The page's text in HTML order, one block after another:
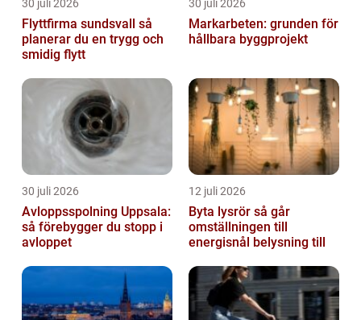
30 juli 2026
Flyttfirma sundsvall så
planerar du en trygg och
smidig flytt
30 juli 2026
Markarbeten: grunden för
hållbara byggprojekt
30 juli 2026
Avloppsspolning Uppsala:
så förebygger du stopp i
avloppet
12 juli 2026
Byta lysrör så går
omställningen till
energisnål belysning till